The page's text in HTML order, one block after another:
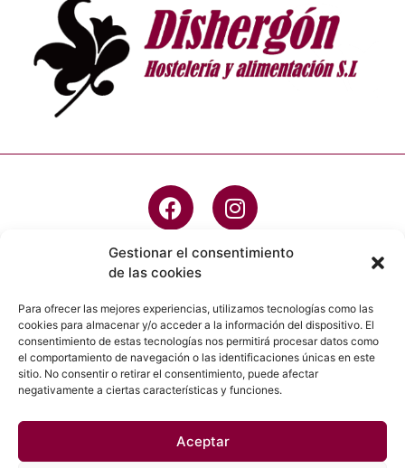
Gestionar el consentimiento
de las cookies
Para ofrecer las mejores experiencias, utilizamos tecnologías como las
cookies para almacenar y/o acceder a la información del dispositivo. El
consentimiento de estas tecnologías nos permitirá procesar datos como
el comportamiento de navegación o las identificaciones únicas en este
sitio. No consentir o retirar el consentimiento, puede afectar
negativamente a ciertas características y funciones.
Aceptar
info@dishergon.es
923 20 45 05
C/ Robledo, 49 - PG IND, Villares de la
Reina, 37184 , Salamanca